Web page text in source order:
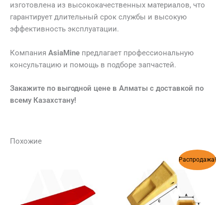
изготовлена из высококачественных материалов, что
гарантирует длительный срок службы и высокую
эффективность эксплуатации.
Компания AsiaMine предлагает профессиональную
консультацию и помощь в подборе запчастей.
Закажите по выгодной цене в Алматы с доставкой по
всему Казахстану!
Похожие
Распродажа!
Первоначальная
составляла
25
200 ₸.
Текущая
цена:
22
900 ₸.